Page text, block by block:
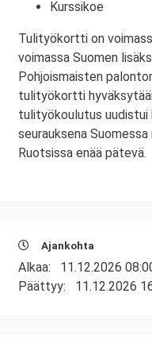
Kurssikoe
Tulityökortti on
voimassa Suomen
Pohjoismaisten
tulityökortti
tulityökoulutus uudistui
seurauksena
Ruotsissa enää pätevä.
Ajankohta
Alkaa: 11.12.2026
Päättyy: 11.12.2026